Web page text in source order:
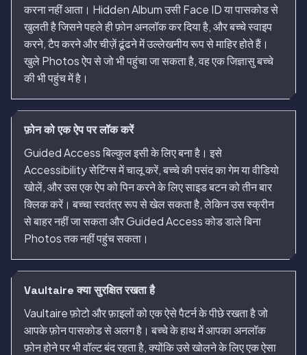
करना नहीं आता। Hidden Album उसी Face ID या पासकोड से
खुलती है जिसने पहले ही फ़ोन अनलॉक कर दिया है, और बच्चे स्वाइप
करने, टैप करने और चीज़ें ढूंढने में उल्लेखनीय रूप से माहिर होते हैं।
खुले Photos ऐप से जो भी पहुंचा जा सकता है, वह एक जिज्ञासु बच्चे
की भी पहुंच में है।
फ़ोन को एक ऐप पर लॉक करें
Guided Access बिल्कुल इसी के लिए बना है। इसे
Accessibility सेटिंग्स में चालू करें, बच्चे की पसंद का गेम या वीडियो
खोलें, और उस एक ऐप को पिन करने के लिए साइड बटन को तीन बार
क्लिक करें। बच्चा स्वतंत्र रूप से खेल सकता है, लेकिन उस स्क्रीन
से बाहर नहीं जा सकता और Guided Access कोड डाले बिना
Photos तक नहीं पहुंच सकता।
Vaultaire क्या सुरक्षित रखता है
Vaultaire फ़ोटो और फ़ाइलों को एक ऐसे पैटर्न के पीछे रखता है जो
आपके फ़ोन पासकोड से अलग है। बच्चे के हाथ में आपका अनलॉक
फ़ोन होने पर भी वॉल्ट बंद रहता है, क्योंकि उसे खोलने के लिए एक ऐसा